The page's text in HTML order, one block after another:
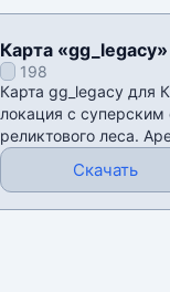
Карта «gg_legacy»
198
Карта gg_legacy для
локация с
реликтового леса.
Скачать